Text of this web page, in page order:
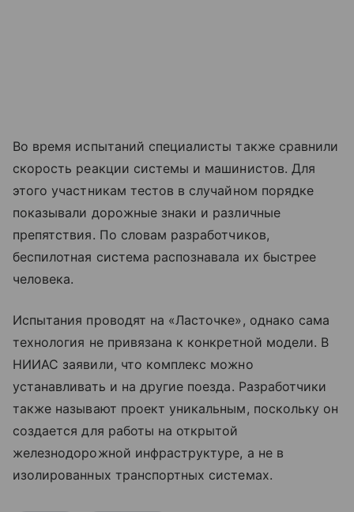
Во время испытаний специалисты также сравнили
скорость реакции системы и машинистов. Для
этого участникам тестов в случайном порядке
показывали дорожные знаки и различные
препятствия. По словам разработчиков,
беспилотная система распознавала их быстрее
человека.
Испытания проводят на «Ласточке», однако сама
технология не привязана к конкретной модели. В
НИИАС заявили, что комплекс можно
устанавливать и на другие поезда. Разработчики
также называют проект уникальным, поскольку он
создается для работы на открытой
железнодорожной инфраструктуре, а не в
изолированных транспортных системах.